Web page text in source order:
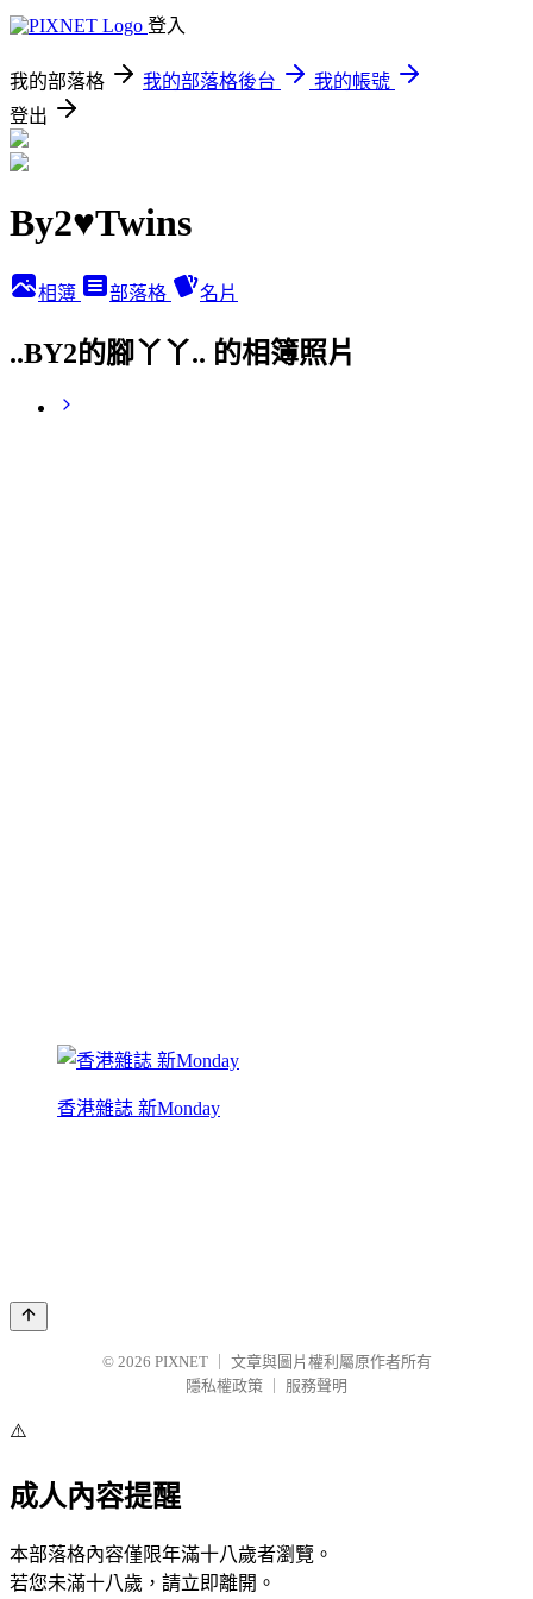
登入
我的部落格 我的部落格後台
我的帳號
登出
By2♥Twins
相簿 部落格 名片
..BY2的腳丫丫.. 的相簿照片
香港雜誌 新Monday
© 2026 PIXNET
文章與圖片權利屬原作者所有
隱私權政策
服務聲明
⚠️
成人內容提醒
本部落格內容僅限年滿十八歲者瀏覽。
若您未滿十八歲，請立即離開。